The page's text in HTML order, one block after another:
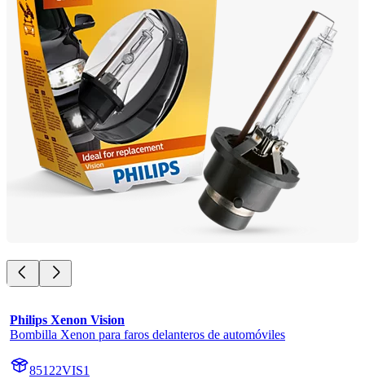
Philips Xenon Vision
Bombilla Xenon para faros delanteros de automóviles
85122VIS1